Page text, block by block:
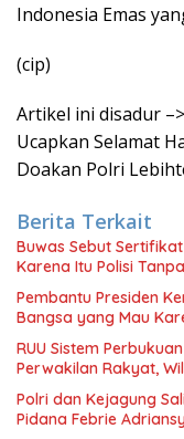
Indonesia Emas
(cip)
Artikel ini disadur
Ucapkan Selamat
Doakan Polri
Berita Terkait
Buwas Sebut
Karena Itu Polisi
Pembantu Presiden
Bangsa yang Mau
RUU Sistem
Perwakilan Rakyat,
Polri dan Kejagung
Pidana Febrie